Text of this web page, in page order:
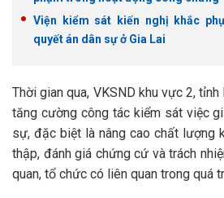
Viện kiểm sát kiến nghị khắc
quyết án dân sự ở Gia Lai
Thời gian qua, VKSND khu vực 2,
tăng cường công tác kiểm sát việc
sự, đặc biệt là nâng cao chất lượng
thập, đánh giá chứng cứ và trách
quan, tổ chức có liên quan trong quá